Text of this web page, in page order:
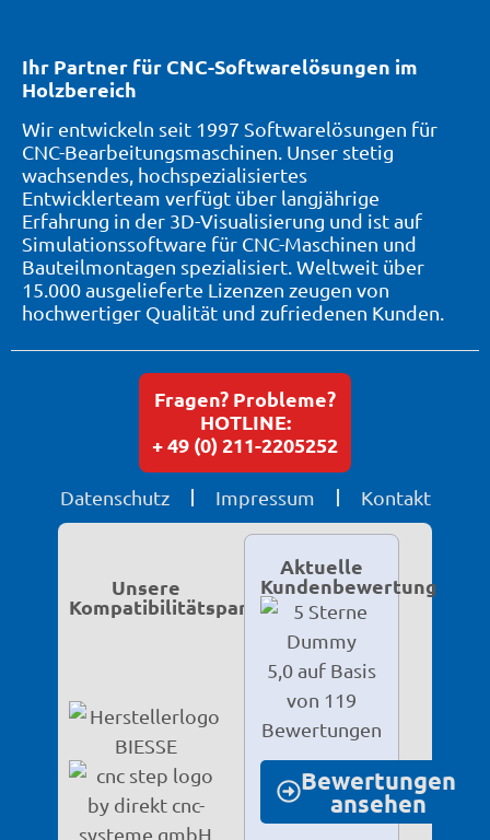
Ihr Partner für CNC-Softwarelösungen im
Holzbereich
Wir entwickeln seit 1997 Softwarelösungen für
CNC-Bearbeitungsmaschinen. Unser stetig
wachsendes, hochspezialisiertes
Entwicklerteam verfügt über langjährige
Erfahrung in der 3D-Visualisierung und ist auf
Simulationssoftware für CNC-Maschinen und
Bauteilmontagen spezialisiert. Weltweit über
15.000 ausgelieferte Lizenzen zeugen von
hochwertiger Qualität und zufriedenen Kunden.
Datenschutz Impressum Kontakt
Fragen? Probleme?
HOTLINE:
+ 49 (0) 211-2205252
Unsere
Kompatibilitätspartner
Aktuelle
Kundenbewertung
5,0 auf Basis
von 119
Bewertungen
Bewertungen
ansehen